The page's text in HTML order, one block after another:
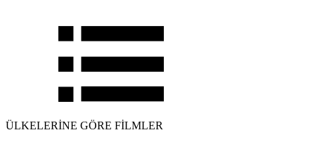
ÜLKELERİNE GÖRE FİLMLER